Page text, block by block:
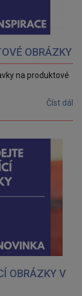
OBRÁZKY
na produktové
Číst dál
OBRÁZKY V